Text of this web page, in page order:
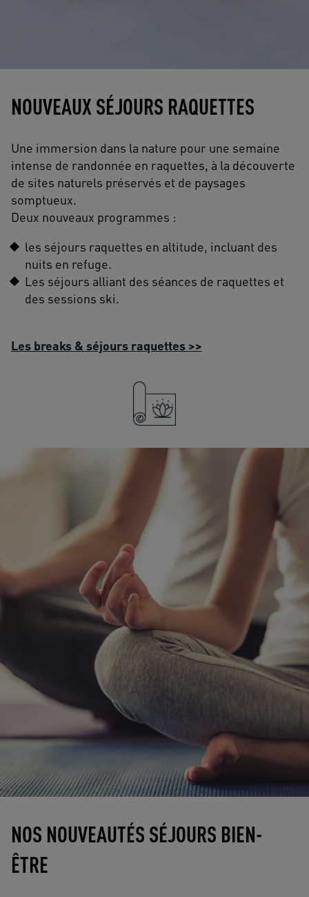
NOUVEAUX SÉJOURS RAQUETTES
Une immersion dans la nature pour une semaine
intense de randonnée en raquettes, à la découverte
de sites naturels préservés et de paysages
somptueux.
Deux nouveaux programmes :
les séjours raquettes en altitude, incluant des
nuits en refuge.
Les séjours alliant des séances de raquettes et
des sessions ski.
Les breaks & séjours raquettes >>
NOS NOUVEAUTÉS SÉJOURS BIEN-
ÊTRE